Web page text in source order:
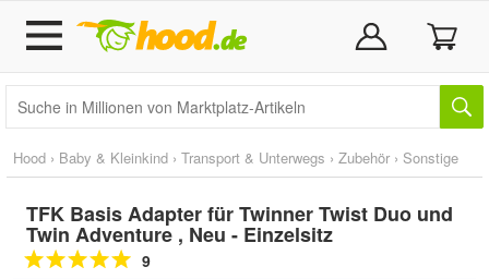
Hood › Baby & Kleinkind › Transport & Unterwegs › Zubehör › Sonstige
TFK Basis Adapter für Twinner Twist Duo und
Twin Adventure , Neu - Einzelsitz
9